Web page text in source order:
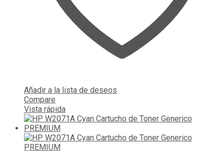
Añadir a la lista de deseos
Compare
Vista rápida